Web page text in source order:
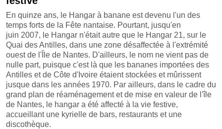
En quinze ans, le Hangar à banane est devenu l'un des
temps forts de la Fête nantaise. Pourtant, jusqu'en
juin 2007, le Hangar n'était autre que le Hangar 21, sur le
Quai des Antilles, dans une zone désaffectée à l'extrémité
ouest de l'Île de Nantes. D'ailleurs, le nom ne vient pas de
nulle part, puisque c'est là que les bananes importées des
Antilles et de Côte d'Ivoire étaient stockées et mûrissent
jusque dans les années 1970. Par ailleurs, dans le cadre du
grand plan de réaménagement et de mise en valeur de l'île
de Nantes, le hangar a été affecté à la vie festive,
accueillant une kyrielle de bars, restaurants et une
discothèque.